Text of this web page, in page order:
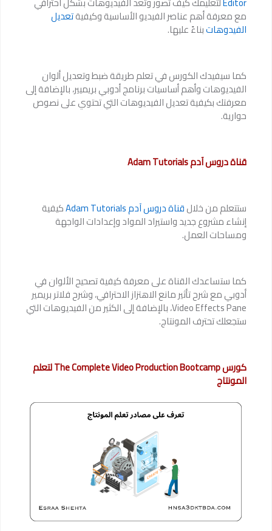
مع معرفة أهم عناصر الفيديو الأساسية وكيفيةتعديل
الفيدوهاتبناءً عليها.
كما سيفيدك الكورس في تعلم طريقة ضبط وتعديل ألوان
الفيديوهات وأهم أساسيات برنامج أدوبي بريميير، بالإضافة إلى
معرفتك بكيفية تعديل الفيديوهات التي تحتوي على نصوص
حوارية.
قناة دروس آدم Adam Tutorials
ستتعلم من خلالقناة دروس آدم Adam Tutorials كيفية
إنشاء مشروع جديد واستيراد المواد وإعدادات الواجهة
ومساحات العمل.
كما ستساعدك القناة على معرفة كيفية تصحيح الألوان في
أدوبي مع شرح تأثير مانع الاهتزاز الاحترافي، وشرح فلاتر بريمير
Video Effects Pane، بالإضافة إلى الكثير من الفيديوهات التي
ستجعلك تحترف المونتاج.
كورس The Complete Video Production Bootcamp لتعلم
المونتاج